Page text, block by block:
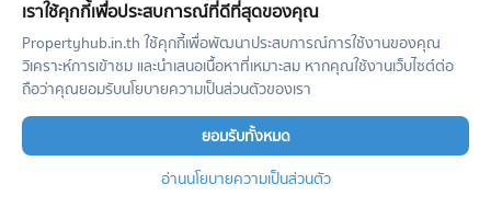
เอเจ้นท์แนะนำประจำโครงการ
ตำแหน่งนี้ยังว่างอยู่
สมัครเป็นนายหน้าแนะนำในพื้นที่นี้
เพิ่มโอกาสสอบถาม รับฝาก เช่า/ขาย อสังหาฯ
ลงทะเบียนตำแหน่งนี้
เราใช้คุกกี้เพื่อประสบการณ์ที่ดีที่สุดของคุณ
Propertyhub.in.th ใช้คุกกี้เพื่อพัฒนาประสบการณ์การใช้งานของคุณ
วิเคราะห์การเข้าชม และนำเสนอเนื้อหาที่เหมาะสม หากคุณใช้งานเว็บไซต์ต่อ
ถือว่าคุณยอมรับนโยบายความเป็นส่วนตัวของเรา
ยอมรับทั้งหมด
อ่านนโยบายความเป็นส่วนตัว